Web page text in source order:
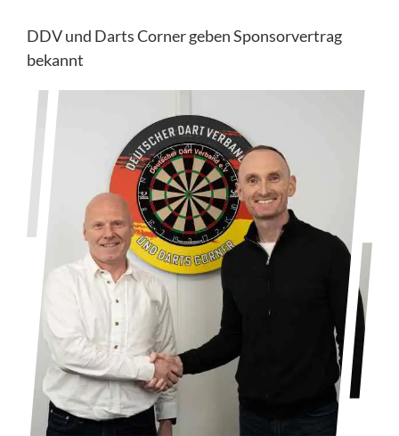
DDV und Darts Corner geben Sponsorvertrag
bekannt